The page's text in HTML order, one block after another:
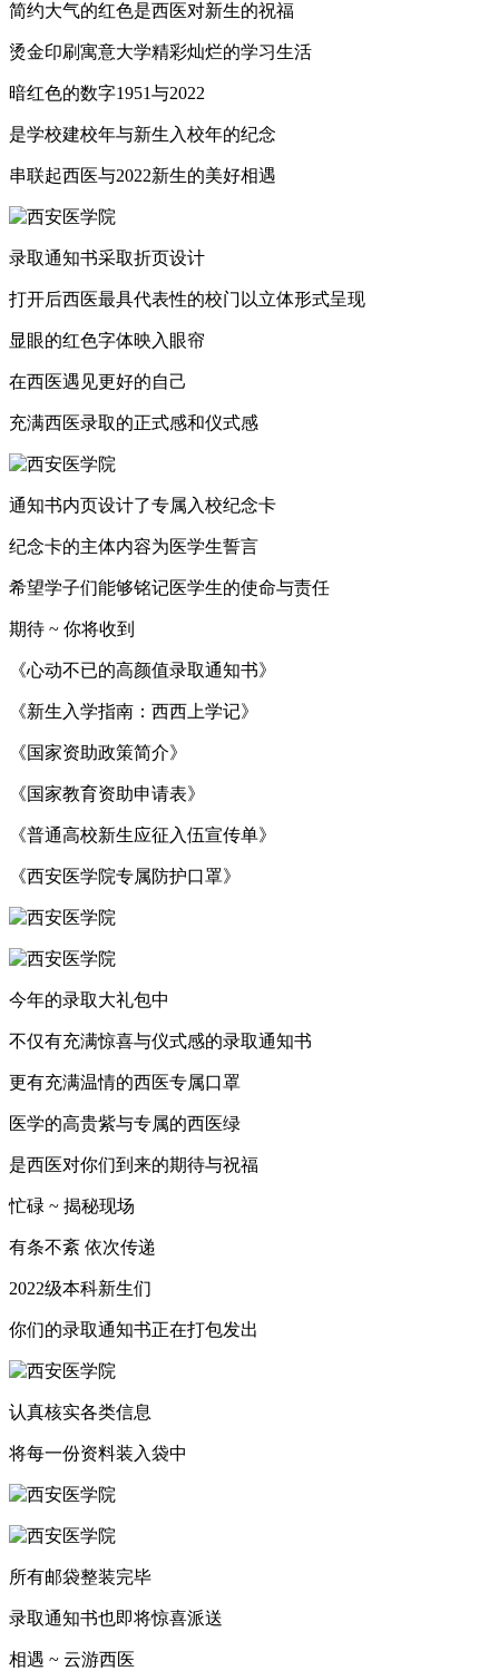
简约大气的红色是西医对新生的祝福
烫金印刷寓意大学精彩灿烂的学习生活
暗红色的数字1951与2022
是学校建校年与新生入校年的纪念
串联起西医与2022新生的美好相遇
录取通知书采取折页设计
打开后西医最具代表性的校门以立体形式呈现
显眼的红色字体映入眼帘
在西医遇见更好的自己
充满西医录取的正式感和仪式感
通知书内页设计了专属入校纪念卡
纪念卡的主体内容为医学生誓言
希望学子们能够铭记医学生的使命与责任
期待 ~ 你将收到
《心动不已的高颜值录取通知书》
《新生入学指南：西西上学记》
《国家资助政策简介》
《国家教育资助申请表》
《普通高校新生应征入伍宣传单》
《西安医学院专属防护口罩》
今年的录取大礼包中
不仅有充满惊喜与仪式感的录取通知书
更有充满温情的西医专属口罩
医学的高贵紫与专属的西医绿
是西医对你们到来的期待与祝福
忙碌 ~ 揭秘现场
有条不紊 依次传递
2022级本科新生们
你们的录取通知书正在打包发出
认真核实各类信息
将每一份资料装入袋中
所有邮袋整装完毕
录取通知书也即将惊喜派送
相遇 ~ 云游西医